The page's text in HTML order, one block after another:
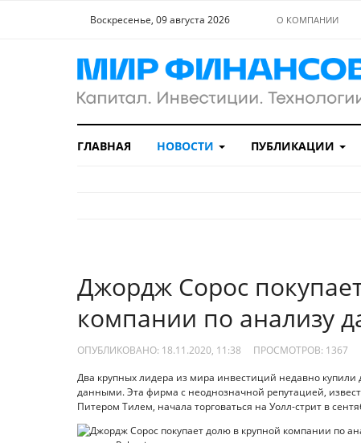
Воскресенье, 09 августа 2026 О КОМПАНИИ
ГЛАВНАЯ НОВОСТИ ПУБЛИКАЦИИ
Джордж Сорос
компании по анализу
ОПУБЛИКОВАНО: 18.11.2020, 11:38 ПРОСМОТРОВ: 1367
Два крупных лидера из мира инвестиций недавно
данными. Эта фирма с неоднозначной репутацией,
Питером Тилем, начала торговаться на Уолл-стрит в